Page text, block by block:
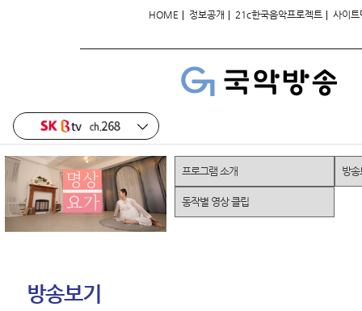
HOME | 정보공개 | 21c한국음악프로젝트 | 사이트
방송보기
프로그램 소개 방
동작별 영상 클립